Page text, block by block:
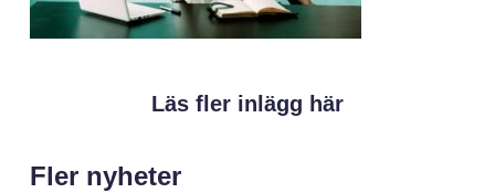
Läs fler inlägg här
Fler nyheter